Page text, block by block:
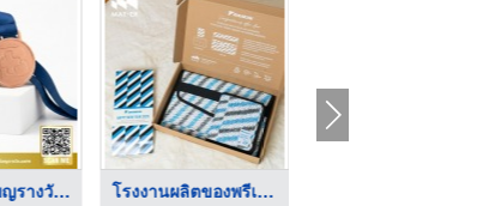
รับสั่งทำเหรียญรางวั ...
โรงงานผลิตของพรีเมีย ...